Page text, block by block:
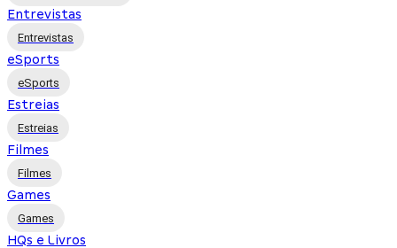
Entrevistas
Entrevistas
eSports
eSports
Estreias
Estreias
Filmes
Filmes
Games
Games
HQs e Livros